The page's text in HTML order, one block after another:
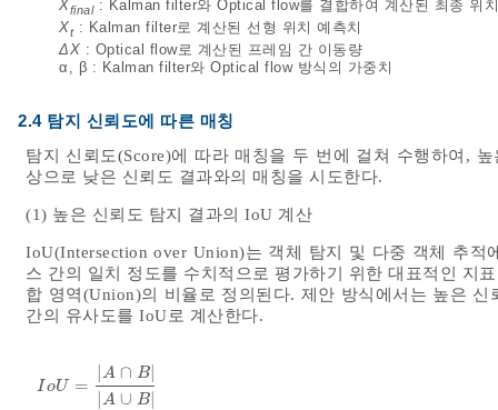
Xfinal: Kalman filter와 Optical flow를 결합하여 계산된 최종 위치
Xt: Kalman filter로 계산된 선형 위치 예측치
ΔX : Optical flow로 계산된 프레임 간 이동량
α, β : Kalman filter와 Optical flow 방식의 가중치
2.4 탐지 신뢰도에 따른 매칭
탐지 신뢰도(Score)에 따라 매칭을 두 번에 걸쳐 수행하여,
상으로 낮은 신뢰도 결과와의 매칭을 시도한다.
(1) 높은 신뢰도 탐지 결과의 IoU 계산
IoU(Intersection over Union)는 객체 탐지 및 다중 객체 추
스 간의 일치 정도를 수치적으로 평가하기 위한 대표적인 지
합 영역(Union)의 비율로 정의된다. 제안 방식에서는 높은
간의 유사도를 IoU로 계산한다.
I oU =
A ∩ B
A ∪ B
IoU =|A∩B||A∪